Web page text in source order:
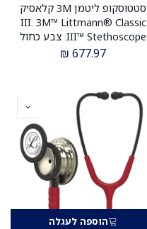
סטטוסקופ ליטמן 3M קלאסיק
III. 3M™ Littmann® Classic
III™ Stethoscope. צבע כחול
מרינה צינור סאטן גמיש.
.יבוא רשמי לישראל.
677.97
₪
הוספה לעגלה